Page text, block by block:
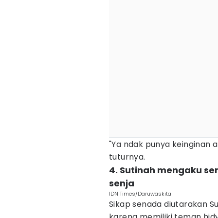
"Ya ndak punya keinginan
tuturnya.
4. Sutinah mengaku
senja
IDN Times/Daruwaskita
Sikap senada diutarakan